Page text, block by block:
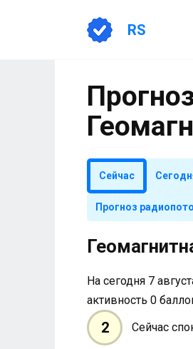
RS
Сейчас
Прогноз
На сегодня 7
активность 0
2 Сейчас